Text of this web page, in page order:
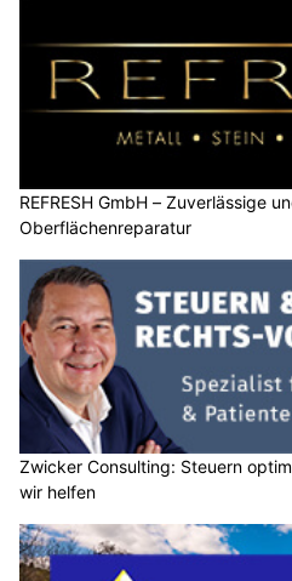
REFRESH GmbH – Zuverlässige
Oberflächenreparatur
Zwicker Consulting: Steuern
wir helfen